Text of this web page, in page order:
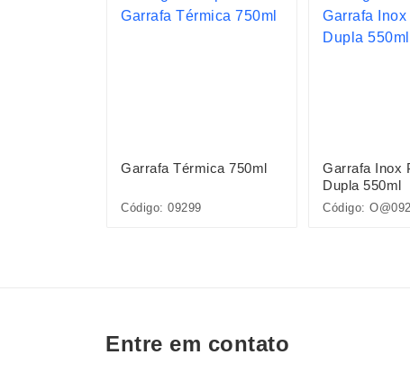
Garrafa Térmica 750ml
Código: 09299
Garrafa Inox
Dupla 550ml
Código:
Entre em contato